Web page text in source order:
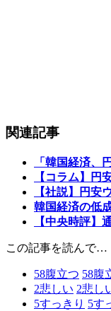
関連記事
「韓国経済、
【コラム】円
【社説】円安
韓国経済の低
【中央時評】
この記事を読んで…
58腹立つ 58腹
2悲しい 2悲し
5すっきり 5す